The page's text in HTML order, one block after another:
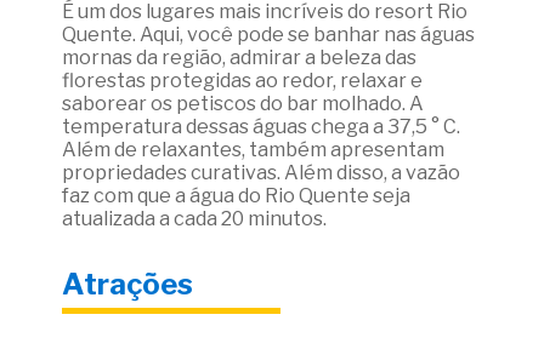
É um dos lugares mais incríveis do resort Rio
Quente. Aqui, você pode se banhar nas águas
mornas da região, admirar a beleza das
florestas protegidas ao redor, relaxar e
saborear os petiscos do bar molhado. A
temperatura dessas águas chega a 37,5 ° C.
Além de relaxantes, também apresentam
propriedades curativas. Além disso, a vazão
faz com que a água do Rio Quente seja
atualizada a cada 20 minutos.
Atrações